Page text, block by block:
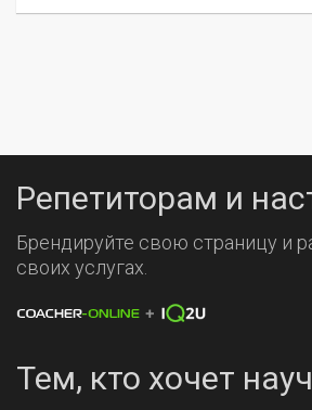
Репетиторам и
Брендируйте свою страницу и
своих услугах.
Тем, кто хочет